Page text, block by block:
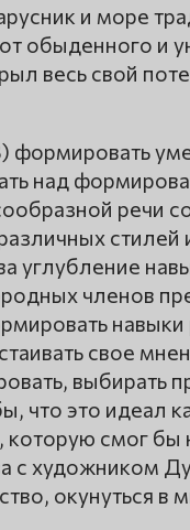
и море
обыденного и
весь свой
формировать
над
речи
углубление
членов
свое
выбирать
что это идеал
смог бы
с художником
окунуться в